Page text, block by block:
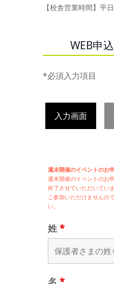
【校舎営業時間】平日
WEB申
*必須入力項目
入力画面
週末開催のイベントのお
週末開催のイベントのお
終了させていただいてい
ご参加いただけませんの
い。
姓 *